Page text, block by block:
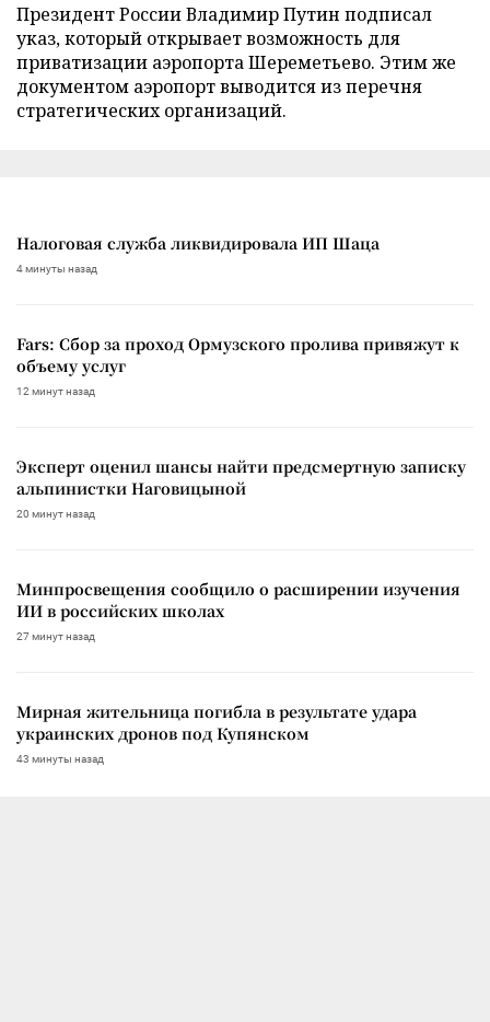
Президент России Владимир Путин подписал
указ, который открывает возможность для
приватизации аэропорта Шереметьево. Этим же
документом аэропорт выводится из перечня
стратегических организаций.
Налоговая служба ликвидировала ИП Шаца
4 минуты назад
Fars: Сбор за проход Ормузского пролива привяжут к
объему услуг
12 минут назад
Эксперт оценил шансы найти предсмертную записку
альпинистки Наговицыной
20 минут назад
Минпросвещения сообщило о расширении изучения
ИИ в российских школах
27 минут назад
Мирная жительница погибла в результате удара
украинских дронов под Купянском
43 минуты назад